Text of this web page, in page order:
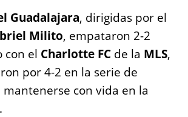
e
n
g
er
l y
Li
n
k
re
Guadalajara, dirigidas por el
Milito, empataron 2-2
con el Charlotte FC de la MLS,
por 4-2 en la serie de
con vida en la
.